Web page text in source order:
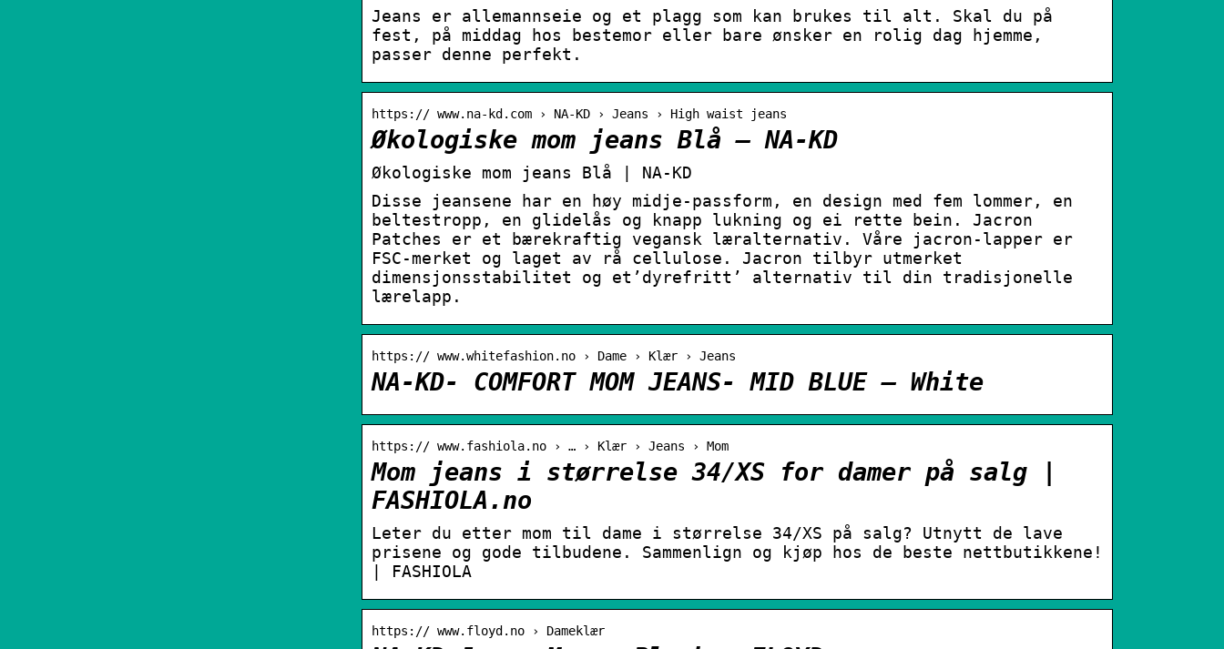
Jeans er allemannseie og et plagg som kan brukes til alt. Skal du på
fest, på middag hos bestemor eller bare ønsker en rolig dag hjemme,
passer denne perfekt.
https:// www.na-kd.com › NA-KD › Jeans › High waist jeans
Økologiske mom jeans Blå – NA-KD
Økologiske mom jeans Blå | NA-KD
Disse jeansene har en høy midje-passform, en design med fem lommer, en
beltestropp, en glidelås og knapp lukning og ei rette bein. Jacron
Patches er et bærekraftig vegansk læralternativ. Våre jacron-lapper er
FSC-merket og laget av rå cellulose. Jacron tilbyr utmerket
dimensjonsstabilitet og et’dyrefritt’ alternativ til din tradisjonelle
lærelapp.
https:// www.whitefashion.no › Dame › Klær › Jeans
NA-KD- COMFORT MOM JEANS- MID BLUE – White
https:// www.fashiola.no › … › Klær › Jeans › Mom
Mom jeans i størrelse 34/XS for damer på salg |
FASHIOLA.no
Leter du etter mom til dame i størrelse 34/XS på salg? Utnytt de lave
prisene og gode tilbudene. Sammenlign og kjøp hos de beste nettbutikkene!
| FASHIOLA
https:// www.floyd.no › Dameklær